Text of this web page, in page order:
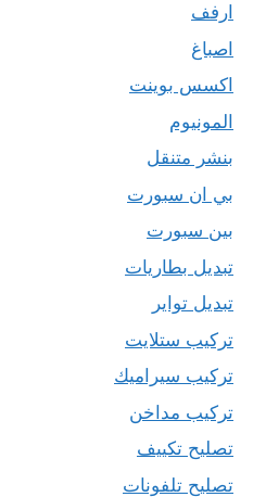
ارفف
اصباغ
اكسس بوينت
المونيوم
بنشر متنقل
بي ان سبورت
بين سبورت
تبديل بطاريات
تبديل تواير
تركيب ستلايت
تركيب سيراميك
تركيب مداخن
تصليح تكييف
تصليح تلفونات